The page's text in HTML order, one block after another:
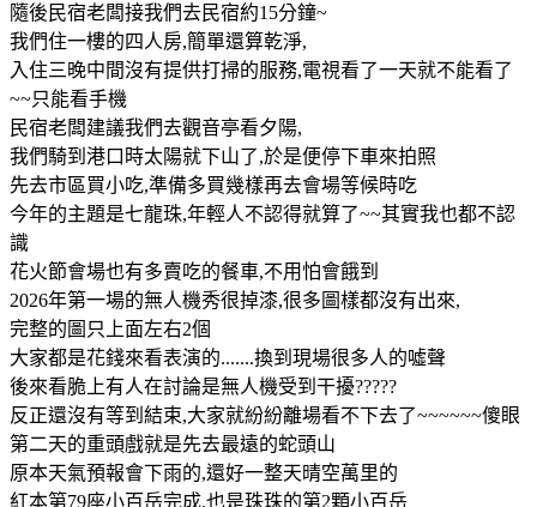
隨後民宿老闆接我們去民宿約15分鐘~
我們住一樓的四人房,簡單還算乾淨,
入住三晚中間沒有提供打掃的服務,電視看了一天就不能看了
~~只能看手機
民宿老闆建議我們去觀音亭看夕陽,
我們騎到港口時太陽就下山了,於是便停下車來拍照
先去市區買小吃,準備多買幾樣再去會場等候時吃
今年的主題是七龍珠,年輕人不認得就算了~~其實我也都不認
識
花火節會場也有多賣吃的餐車,不用怕會餓到
2026年第一場的無人機秀很掉漆,很多圖樣都沒有出來,
完整的圖只上面左右2個
大家都是花錢來看表演的.......換到現場很多人的噓聲
後來看脆上有人在討論是無人機受到干擾?????
反正還沒有等到結束,大家就紛紛離場看不下去了~~~~~~傻眼
第二天的重頭戲就是先去最遠的蛇頭山
原本天氣預報會下雨的,還好一整天晴空萬里的
紅本第79座小百岳完成,也是珠珠的第2顆小百岳